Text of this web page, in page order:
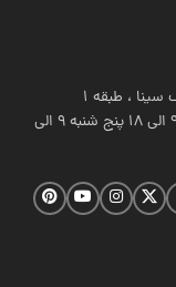
ساعت کاری شیراز: شنبه تا چهارشنبه از ساعت 9 الی 18 پنج شنبه 9 الی